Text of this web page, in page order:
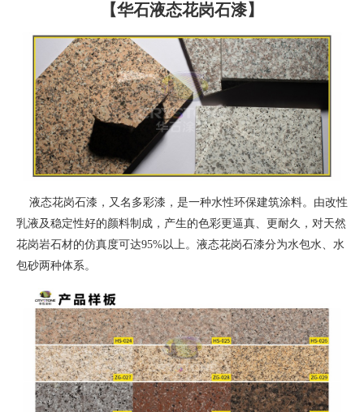
【华石液态花岗石漆】
液态花岗石漆，又名多彩漆，是一种水性环保建筑涂料。由改性
乳液及稳定性好的颜料制成，产生的色彩更逼真、更耐久，对天然
花岗岩石材的仿真度可达95%以上。液态花岗石漆分为水包水、水
包砂两种体系。